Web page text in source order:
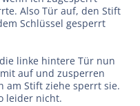
Also Tür auf, den Stift
Schlüssel gesperrt
linke hintere Tür nun
auf und zusperren
am Stift ziehe sperrt sie.
leider nicht.